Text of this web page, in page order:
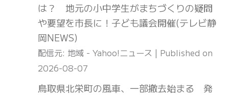
は？ 地元の小中学生がまちづくりの疑問
や要望を市長に！子ども議会開催(テレビ静
岡NEWS)
配信元: 地域 - Yahoo!ニュース
Published on
2026-08-07
鳥取県北栄町の風車、一部撤去始まる 発